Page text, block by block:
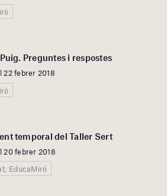
Puig. Preguntes i respostes
22 febrer 2018
temporal del Taller Sert
20 febrer 2018
EducaMiró